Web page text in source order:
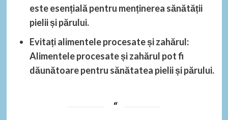
este esențială pentru menținerea sănătății
pielii și părului.
Evitați alimentele procesate și zahărul:
Alimentele procesate și zahărul pot fi
dăunătoare pentru sănătatea pielii și părului.